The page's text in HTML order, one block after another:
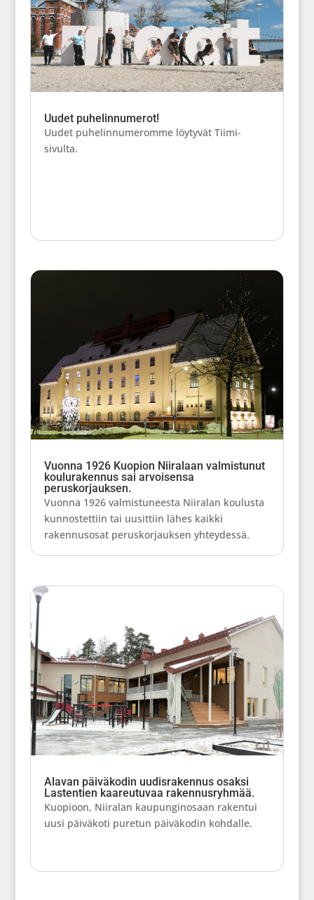
Uudet puhelinnumerot!
Uudet puhelinnumeromme löytyvät Tiimi-
sivulta.
Vuonna 1926 Kuopion Niiralaan valmistunut
koulurakennus sai arvoisensa
peruskorjauksen.
Vuonna 1926 valmistuneesta Niiralan koulusta
kunnostettiin tai uusittiin lähes kaikki
rakennusosat peruskorjauksen yhteydessä.
Alavan päiväkodin uudisrakennus osaksi
Lastentien kaareutuvaa rakennusryhmää.
Kuopioon, Niiralan kaupunginosaan rakentui
uusi päiväkoti puretun päiväkodin kohdalle.